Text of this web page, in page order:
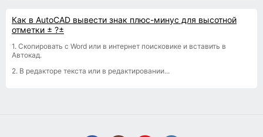
Как в AutoCAD вывести знак плюс-минус для высотной
отметки ± ?±
1. Скопировать с Word или в интернет поисковике и вставить в
Автокад.
2. В редакторе текста или в редактировании...